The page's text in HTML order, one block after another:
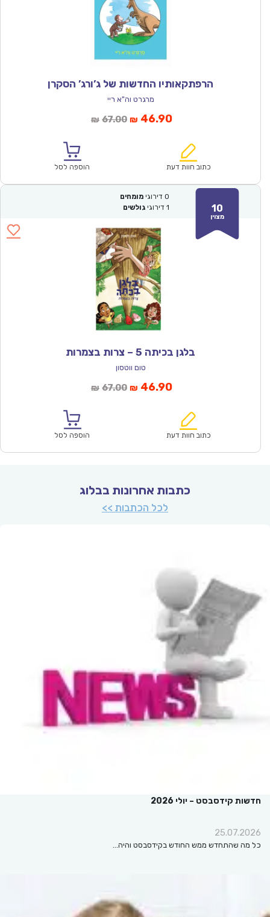
הרפתקאותיו החדשות של ג’ורג’ הסקרן
מרגרט וה"א ריי
₪ 67.00המחיר
₪67.00.
₪ 46.90המחיר
הוא:
כתוב חוות דעת הוספה לסל
10
מצוין
0 דירוגי מומחים
1 דירוגי גולשים
בלגן בכיתה 5 – צרות בצמרות
טום ווטסון
₪ 67.00המחיר
₪67.00.
₪ 46.90המחיר
הוא:
כתוב חוות דעת הוספה לסל
כתבות אחרונות בבלוג
לכל הכתבות >>
חדשות קידסבסט – יולי 2026
25.07.2026
כל מה שהתחדש ממש החודש בקידסבסט והיה…